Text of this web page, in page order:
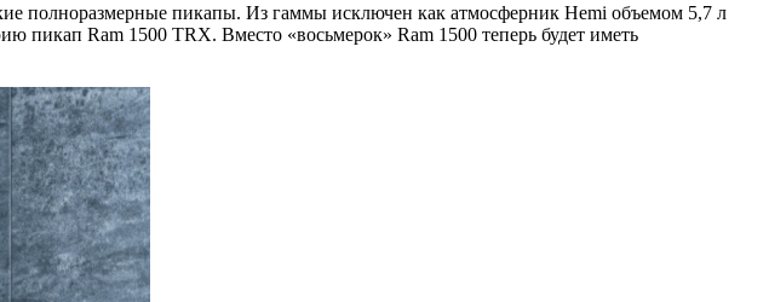
полноразмерные пикапы. Из гаммы исключен как атмосферник Hemi объемом 5,7 л
пикап Ram 1500 TRX. Вместо «восьмерок» Ram 1500 теперь будет иметь